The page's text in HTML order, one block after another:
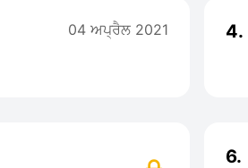
04 ਅਪ੍ਰੈਲ 2021 4.
6.